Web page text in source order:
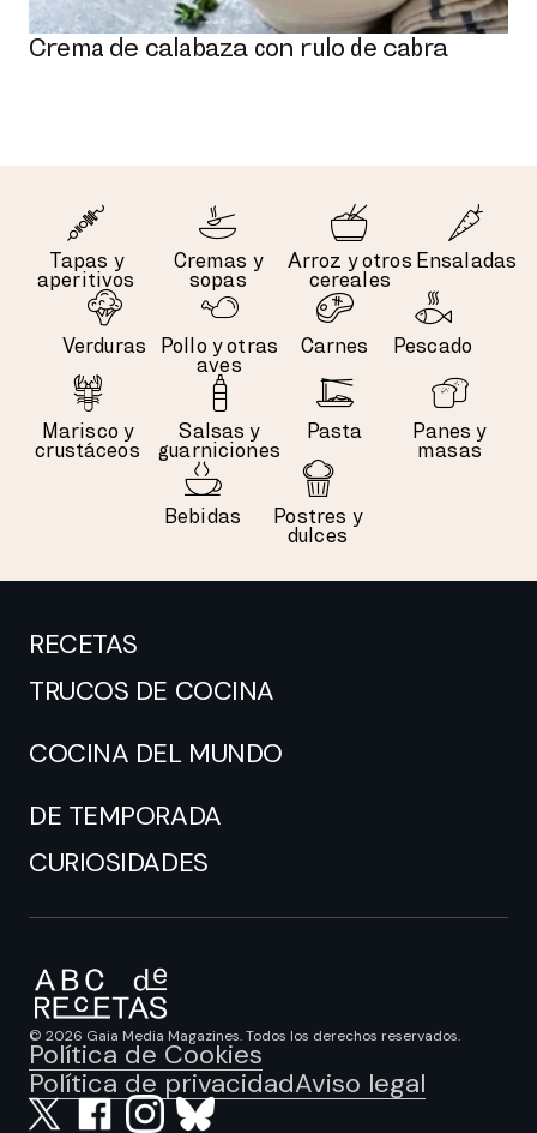
Crema de calabaza con rulo de cabra
Tapas y
aperitivos
Cremas y
sopas
Arroz y otros
cereales
Ensaladas
Verduras
Pollo y otras
aves
Carnes Pescado
Marisco y
crustáceos
Salsas y
guarniciones
Pasta
Panes y
masas
Bebidas
Postres y
dulces
RECETAS
TRUCOS DE COCINA
COCINA DEL MUNDO
DE TEMPORADA
CURIOSIDADES
© 2026 Gaia Media Magazines. Todos los derechos reservados.
Política de Cookies
Política de privacidadAviso legal